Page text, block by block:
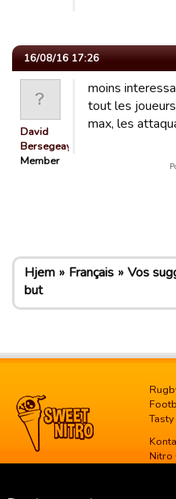
16/08/16 17:26
David
Bersegeay
Member
moins
tout les
max, les
Hjem Français Vos
but